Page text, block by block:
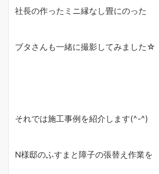
社長の作ったミニ縁なし畳にのった
ブタさんも一緒に撮影してみました☆
それでは施工事例を紹介します(^-^)
N様邸のふすまと障子の張替え作業を